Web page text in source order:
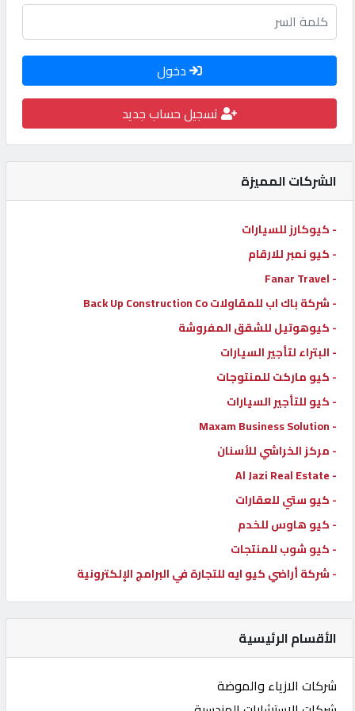
كيو
كارز
كيو
الدليل
القطري
POWERED
QHOST
دخول
تسجيل حساب جديد
الشركات المميزة
- كيوكارز للسيارات
- كيو نمبر للارقام
- Fanar Travel
- شركة باك اب للمقاولات Back Up Construction Co
- كيوهوتيل للشقق المفروشة
- البتراء لتأجير السيارات
- كيو ماركت للمنتوجات
- كيو للتأجير السيارات
- Maxam Business Solution
- مركز الخراشي للأسنان
- Al Jazi Real Estate
- كيو ستي للعقارات
- كيو هاوس للخدم
- كيو شوب للمنتجات
- شركة أراضي كيو ايه للتجارة في البرامج الإلكترونية
الأقسام الرئيسية
شركات الازياء والموضة